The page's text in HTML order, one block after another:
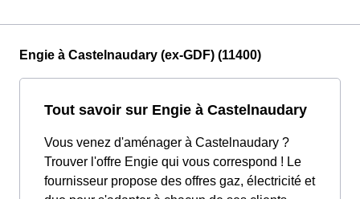
Engie à Castelnaudary (ex-GDF) (11400)
Tout savoir sur Engie à Castelnaudary
Vous venez d'aménager à Castelnaudary ?
Trouver l'offre Engie qui vous correspond ! Le
fournisseur propose des offres gaz, électricité et